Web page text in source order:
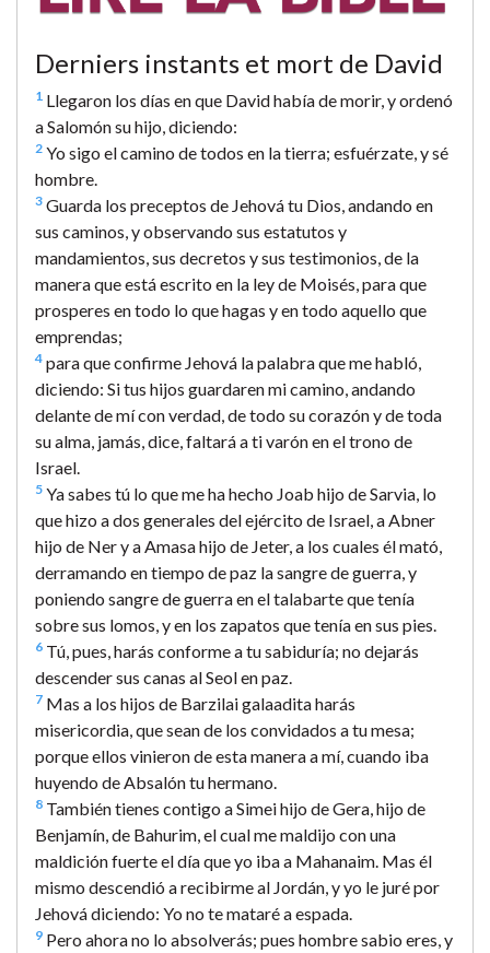
Derniers instants et mort de David
1 Llegaron los días en que David había de morir, y ordenó
a Salomón su hijo, diciendo:
2 Yo sigo el camino de todos en la tierra; esfuérzate, y sé
hombre.
3 Guarda los preceptos de Jehová tu Dios, andando en
sus caminos, y observando sus estatutos y
mandamientos, sus decretos y sus testimonios, de la
manera que está escrito en la ley de Moisés, para que
prosperes en todo lo que hagas y en todo aquello que
emprendas;
4 para que confirme Jehová la palabra que me habló,
diciendo: Si tus hijos guardaren mi camino, andando
delante de mí con verdad, de todo su corazón y de toda
su alma, jamás, dice, faltará a ti varón en el trono de
Israel.
5 Ya sabes tú lo que me ha hecho Joab hijo de Sarvia, lo
que hizo a dos generales del ejército de Israel, a Abner
hijo de Ner y a Amasa hijo de Jeter, a los cuales él mató,
derramando en tiempo de paz la sangre de guerra, y
poniendo sangre de guerra en el talabarte que tenía
sobre sus lomos, y en los zapatos que tenía en sus pies.
6 Tú, pues, harás conforme a tu sabiduría; no dejarás
descender sus canas al Seol en paz.
7 Mas a los hijos de Barzilai galaadita harás
misericordia, que sean de los convidados a tu mesa;
porque ellos vinieron de esta manera a mí, cuando iba
huyendo de Absalón tu hermano.
8 También tienes contigo a Simei hijo de Gera, hijo de
Benjamín, de Bahurim, el cual me maldijo con una
maldición fuerte el día que yo iba a Mahanaim. Mas él
mismo descendió a recibirme al Jordán, y yo le juré por
Jehová diciendo: Yo no te mataré a espada.
9 Pero ahora no lo absolverás; pues hombre sabio eres, y